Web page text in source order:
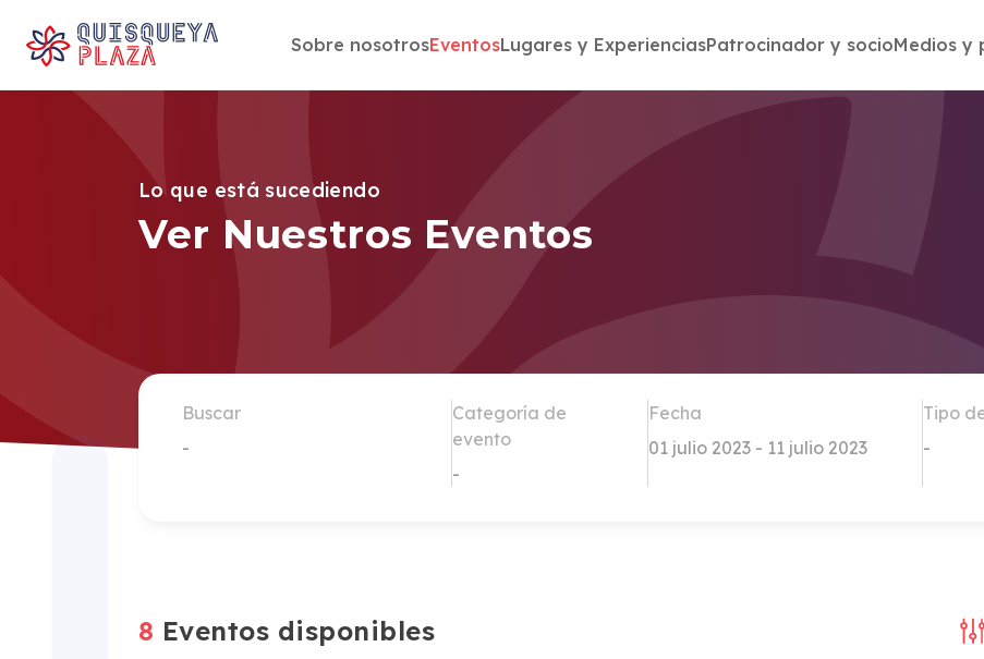
Sobre nosotrosEventosLugares y ExperienciasPatrocinador y socioMedios y
Lo que está sucediendo
Ver Nuestros Eventos
Buscar
Categoría de
evento
Fecha Tipo
8 Eventos disponibles